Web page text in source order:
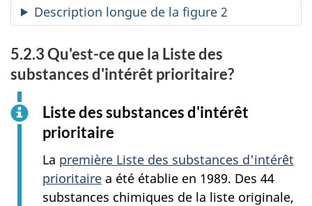
Description longue de la figure 2
5.2.3 Qu'est-ce que la Liste des
substances d'intérêt prioritaire?
Liste des substances d'intérêt
prioritaire
La première Liste des substances d'intérêt
prioritaire a été établie en 1989. Des 44
substances chimiques de la liste originale,